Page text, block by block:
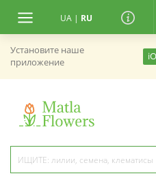
UA | RU
Установите наше
приложение